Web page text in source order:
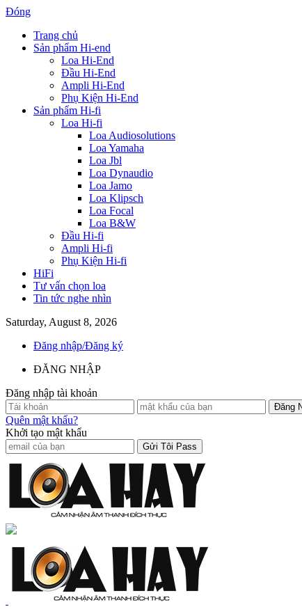
Đóng
Trang chủ
Sản phẩm Hi-end
Loa Hi-End
Đầu Hi-End
Ampli Hi-End
Phụ Kiện Hi-End
Sản phẩm Hi-fi
Loa Hi-fi
Loa Audiosolutions
Loa Yamaha
Loa Jbl
Loa Dynaudio
Loa Jamo
Loa Klipsch
Loa Focal
Loa B&W
Đầu Hi-fi
Ampli Hi-fi
Phụ Kiện Hi-fi
HiFi
Tư vấn chọn loa
Tin tức nghe nhìn
Saturday, August 8, 2026
Đăng nhập/Đăng ký
ĐĂNG NHẬP
Đăng nhập tài khoản
Quên mật khẩu?
Khởi tạo mật khẩu